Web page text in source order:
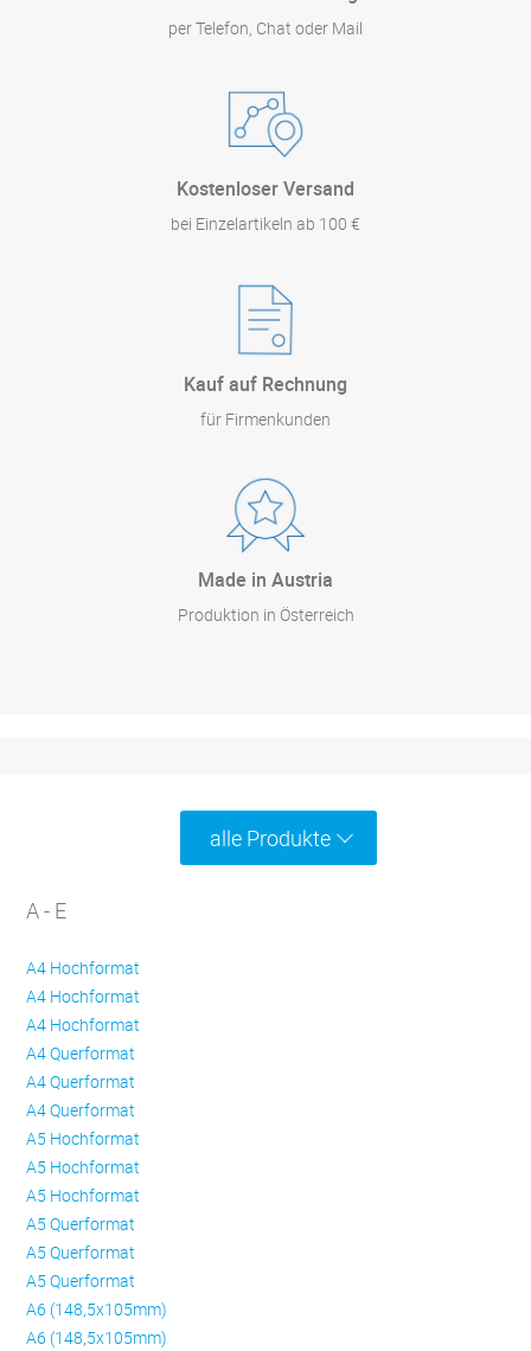
per Telefon, Chat oder Mail
Kostenloser Versand
bei Einzelartikeln ab 100 €
Kauf auf Rechnung
für Firmenkunden
Made in Austria
Produktion in Österreich
alle Produkte
A - E
A4 Hochformat
A4 Hochformat
A4 Hochformat
A4 Querformat
A4 Querformat
A4 Querformat
A5 Hochformat
A5 Hochformat
A5 Hochformat
A5 Querformat
A5 Querformat
A5 Querformat
A6 (148,5x105mm)
A6 (148,5x105mm)